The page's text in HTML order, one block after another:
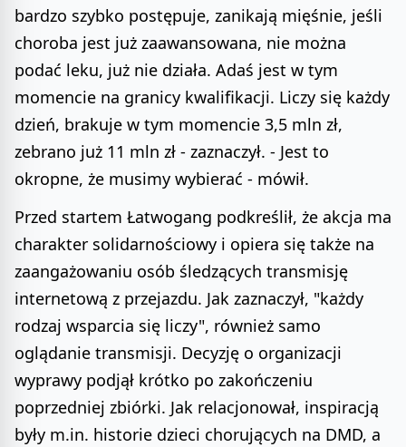
bardzo szybko postępuje, zanikają mięśnie, jeśli
choroba jest już zaawansowana, nie można
podać leku, już nie działa. Adaś jest w tym
momencie na granicy kwalifikacji. Liczy się każdy
dzień, brakuje w tym momencie 3,5 mln zł,
zebrano już 11 mln zł - zaznaczył. - Jest to
okropne, że musimy wybierać - mówił.
Przed startem Łatwogang podkreślił, że akcja ma
charakter solidarnościowy i opiera się także na
zaangażowaniu osób śledzących transmisję
internetową z przejazdu. Jak zaznaczył, "każdy
rodzaj wsparcia się liczy", również samo
oglądanie transmisji. Decyzję o organizacji
wyprawy podjął krótko po zakończeniu
poprzedniej zbiórki. Jak relacjonował, inspiracją
były m.in. historie dzieci chorujących na DMD, a